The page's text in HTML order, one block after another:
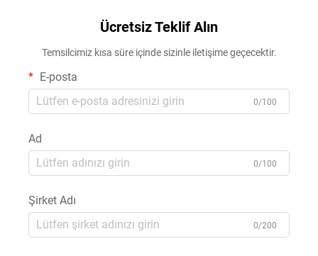
Ücretsiz Teklif Alın
Temsilcimiz kısa süre içinde sizinle iletişime geçecektir.
E-posta
0/100
Ad
0/100
Şirket Adı
0/200